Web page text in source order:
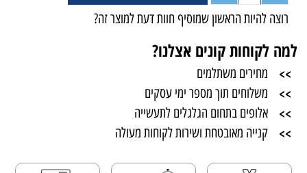
רוצה להיות הראשון שמוסיף חוות דעת למוצר זה?
למה לקוחות קונים אצלנו?
>> מחירים משתלמים
>> משלוחים תוך מספר ימי עסקים
>> אלופים בתחום הגלגלים לתעשייה
>> קנייה מאובטחת ושירות לקוחות מעולה